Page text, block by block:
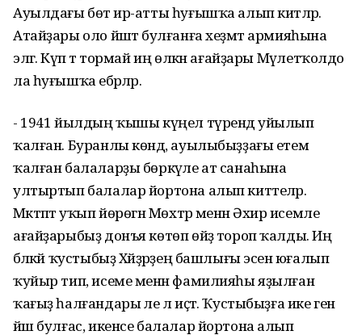
Ауылдағы бөтә ир-атты һуғышҡа алып китәләр.
Атайҙары оло йәштә булғанға хеҙмәт армияһына
эләгә. Күп тә тормай иң өлкән ағайҙары Мәүлетҡолдо
ла һуғышҡа ебәрәләр.
- 1941 йылдың ҡышы күңел түрендә уйылып
ҡалған. Буранлы көндә, ауылыбыҙҙағы етем
ҡалған балаларҙы бөркәүле ат санаһына
ултыртып балалар йортона алып киттеләр.
Мәктәптә уҡып йөрөгән Мөхтәр менән Әхиәр исемле
ағайҙарыбыҙ донъя көтөп өйҙә тороп ҡалды. Иң
бәләкәй ҡустыбыҙ Хәйҙәрҙең башлығы эсенә юғалып
ҡуйыр тип, исеме менән фамилияһы яҙылған
ҡағыҙ һалғандары әле лә иҫтә. Ҡустыбыҙға ике генә
йәш булғас, икенсе балалар йортона алып